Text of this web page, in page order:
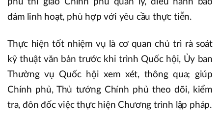
đảm linh hoạt, phù hợp với yêu cầu thực tiễn.
Thực hiện tốt nhiệm vụ là cơ quan chủ trì rà soát
kỹ thuật văn bản trước khi trình Quốc hội, Ủy ban
Thường vụ Quốc hội xem xét, thông qua; giúp
Chính phủ, Thủ tướng Chính phủ theo dõi, kiểm
tra, đôn đốc việc thực hiện Chương trình lập pháp.